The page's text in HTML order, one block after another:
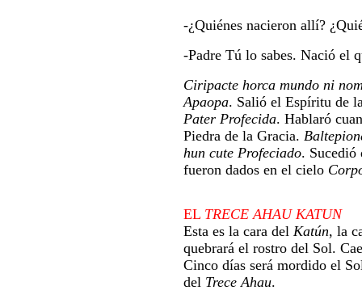
-¿Quiénes nacieron allí?
-Padre Tú lo sabes. Nació el
Ciripacte horca mundo ni
Apaopa. Salió el Espíritu de
Pater Profecida. Hablaró
Piedra de la Gracia.
hun cute Profeciado. Sucedió
fueron dados en el cielo
EL TRECE AHAU KATUN
Esta es la cara del Katún, la
quebrará el rostro del Sol.
Cinco días será mordido el
del Trece Ahau.